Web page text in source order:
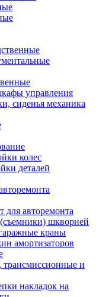
управления
сиденья механика
колес
деталей
для авторемонта
шкворней
краны
амортизаторов
и
накладок на